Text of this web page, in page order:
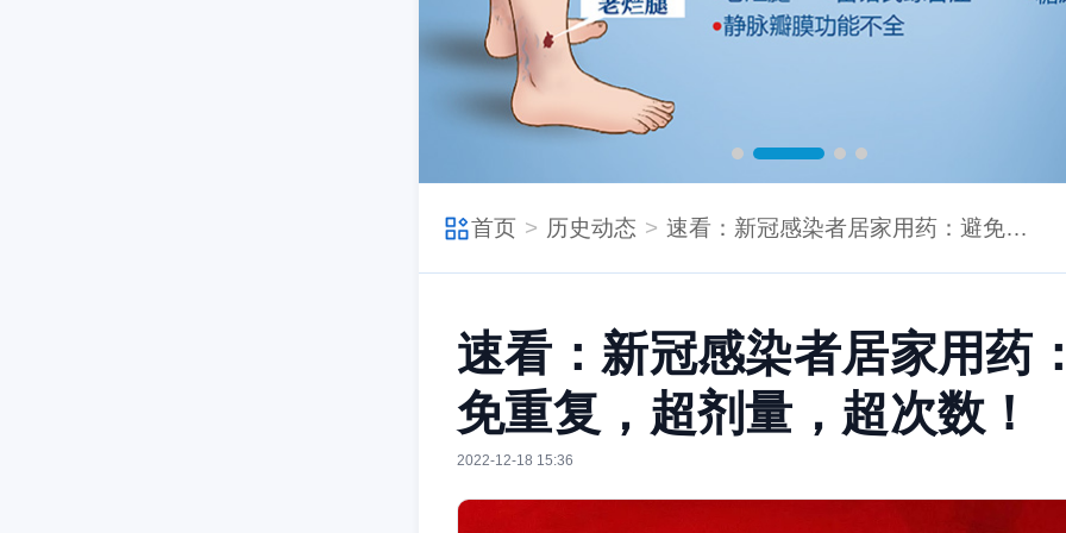
首页 历史动态 速看：新冠感染者居家用药：避免重复，超剂量，超次数！
速看：新冠感染者居家用药
免重复，超剂量，超次数！
2022-12-18 15:36